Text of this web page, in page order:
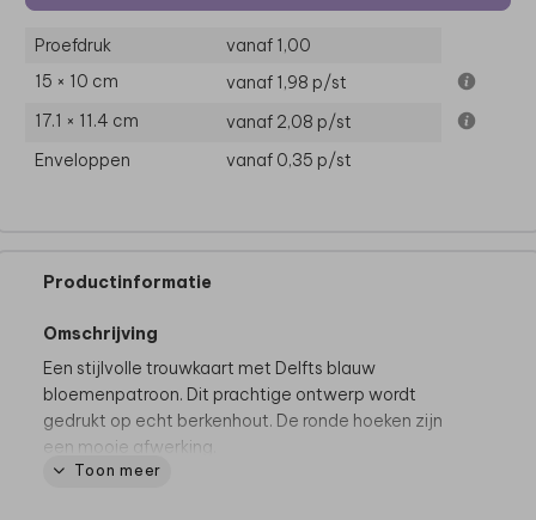
Proefdruk
vanaf 1,00
15 × 10 cm
vanaf 1,98 p/st
17.1 × 11.4 cm
vanaf 2,08 p/st
Enveloppen
vanaf 0,35 p/st
Productinformatie
Omschrijving
Een stijlvolle trouwkaart met Delfts blauw
bloemenpatroon. Dit prachtige ontwerp wordt
gedrukt op echt berkenhout. De ronde hoeken zijn
een mooie afwerking.
Toon meer